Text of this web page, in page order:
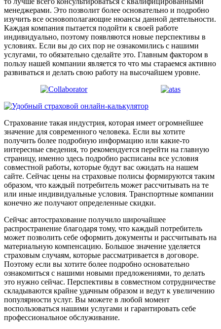
менеджерами. Это позволит более основательно и подробно
изучить все основополагающие нюансы данной деятельности.
Каждая компания пытается подойти к своей работе
индивидуально, поэтому появляются новые перспективы в
условиях. Если вы до сих пор не ознакомились с нашими
услугами, то обязательно сделайте это. Главным фактором в
пользу нашей компании является то что мы стараемся активно
развиваться и делать свою работу на высочайшем уровне.
Страхование такая индустрия, которая имеет огромнейшее
значение для современного человека. Если вы хотите
получить более подробную информацию или какие-то
интересные сведения, то рекомендуется перейти на главную
страницу, именно здесь подробно расписаны все условия
совместной работы, которые будут вас ожидать на нашем
сайте. Сейчас цены на страховые полисы формируются таким
образом, что каждый потребитель может рассчитывать на те
или иные индивидуальные условия. Транспортные компании
конечно же получают определенные скидки.
Сейчас автострахование получило широчайшее
распространение благодаря тому, что каждый потребитель
может позволить себе оформить документы и рассчитывать на
материальную компенсацию. Большое значение уделяется
страховым случаям, которые рассматривается в договоре.
Поэтому если вы хотите более подробно основательно
ознакомиться с нашими новыми предложениями, то делать
это нужно сейчас. Перспективы в совместном сотрудничестве
складываются крайне удачным образом и ведут к увеличению
популярности услуг. Вы можете в любой момент
воспользоваться нашими услугами и гарантировать себе
профессиональное обслуживание.